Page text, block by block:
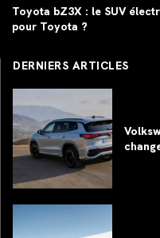
Toyota bZ3X : le SUV
pour Toyota ?
DERNIERS ARTICLES